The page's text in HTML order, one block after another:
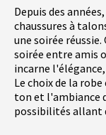
Depuis des
chaussures à
une soirée
soirée entre amis
incarne
Le choix de la
ton et l'ambiance
possibilités allant